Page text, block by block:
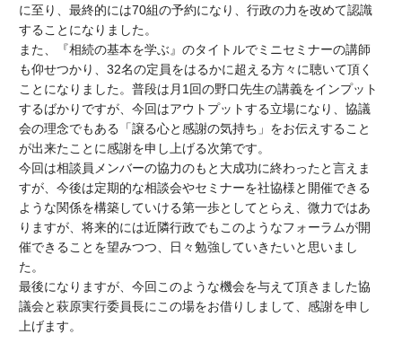
に至り、最終的には70組の予約になり、行政の力を改めて認識
することになりました。
また、『相続の基本を学ぶ』のタイトルでミニセミナーの講師
も仰せつかり、32名の定員をはるかに超える方々に聴いて頂く
ことになりました。普段は月1回の野口先生の講義をインプット
するばかりですが、今回はアウトプットする立場になり、協議
会の理念でもある「譲る心と感謝の気持ち」をお伝えすること
が出来たことに感謝を申し上げる次第です。
今回は相談員メンバーの協力のもと大成功に終わったと言えま
すが、今後は定期的な相談会やセミナーを社協様と開催できる
ような関係を構築していける第一歩としてとらえ、微力ではあ
りますが、将来的には近隣行政でもこのようなフォーラムが開
催できることを望みつつ、日々勉強していきたいと思いまし
た。
最後になりますが、今回このような機会を与えて頂きました協
議会と萩原実行委員長にこの場をお借りしまして、感謝を申し
上げます。